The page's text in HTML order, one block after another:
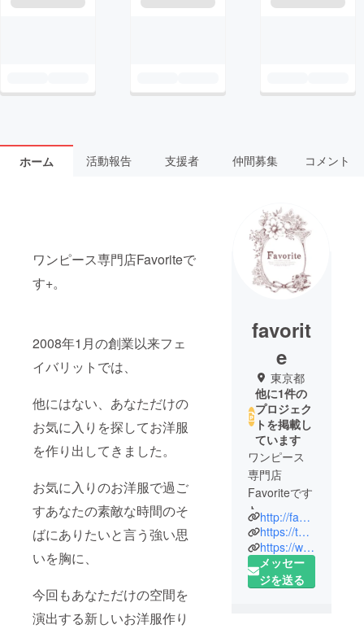
ホーム 活動報告 支援者 仲間募集 コメント
ワンピース専門店Favoriteで
す+。
2008年1月の創業以来フェ
イバリットでは、
他にはない、あなただけの
お気に入りを探してお洋服
を作り出してきました。
お気に入りのお洋服で過ご
すあなたの素敵な時間のそ
ばにありたいと言う強い思
いを胸に、
今回もあなただけの空間を
演出する新しいお洋服作り
favorit
e
東京都
他に1件の
プロジェク
トを掲載し
ています
ワンピース
専門店
Favoriteです
♪
他のブラン
ドにはない
個性的なお
洋服を作っ
http://favorite-one.co.jp/
https://twitter.com/Favorite_Onepi
https://www.instagram.com/favorite_onepi/
メッセー
ジを送る